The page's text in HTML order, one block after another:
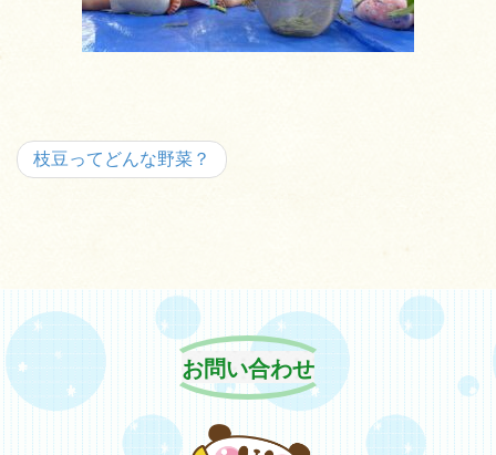
枝豆ってどんな野菜？
お問い合わせ